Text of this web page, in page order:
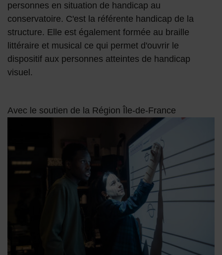
personnes en situation de handicap au
conservatoire. C'est la référente handicap de la
structure. Elle est également formée au braille
littéraire et musical ce qui permet d'ouvrir le
dispositif aux personnes atteintes de handicap
visuel.
Avec le soutien de la Région Île-de-France